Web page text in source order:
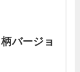
バージョ